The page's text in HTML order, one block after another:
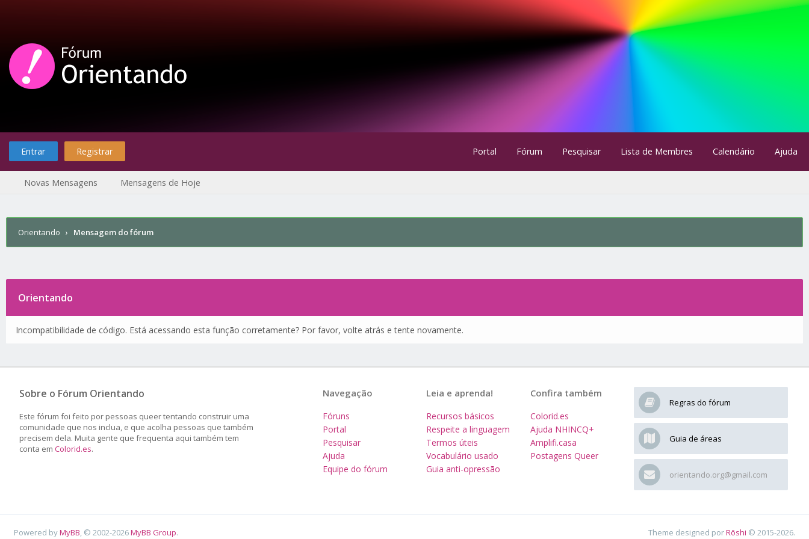
Entrar Registrar Portal Fórum Pesquisar Lista de Membres Calendário Ajuda
Novas Mensagens Mensagens de Hoje
Orientando › Mensagem do fórum
Orientando
Incompatibilidade de código. Está acessando esta função corretamente? Por favor, volte atrás e tente novamente.
Sobre o Fórum Orientando
Este fórum foi feito por pessoas queer tentando construir uma
comunidade que nos inclua, e que acolha pessoas que também
precisem dela. Muita gente que frequenta aqui também tem
conta em Colorid.es.
Regras do fórum
Guia de áreas
orientando.org@gmail.com
Confira também
Colorid.es
Ajuda NHINCQ+
Amplifi.casa
Postagens Queer
Leia e aprenda!
Recursos básicos
Respeite a linguagem
Termos úteis
Vocabulário usado
Guia anti-opressão
Navegação
Fóruns
Portal
Pesquisar
Ajuda
Equipe do fórum
Powered byMyBB , © 2002-2026MyBB Group. Theme designed porRōshi © 2015-2026.